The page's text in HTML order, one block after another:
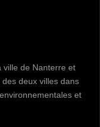
ville de Nanterre et
deux villes dans
et